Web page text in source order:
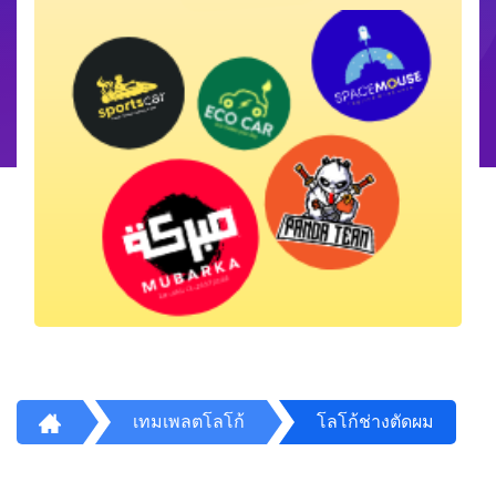
เทมเพลตโลโก้ โลโก้ช่างตัดผม